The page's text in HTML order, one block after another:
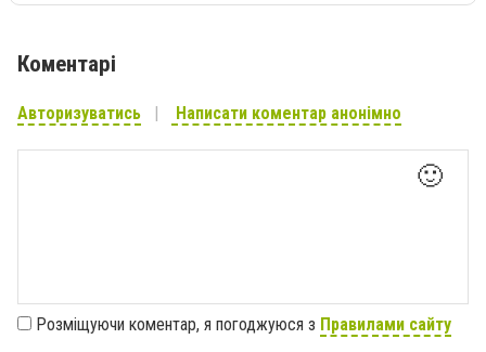
Коментарі
Авторизуватись Написати коментар анонімно
🙂
Розміщуючи коментар, я погоджуюся з Правилами сайту